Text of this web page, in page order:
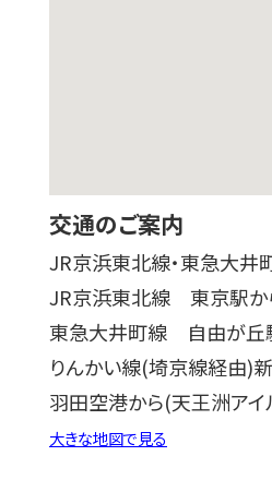
交通のご案内
JR京浜東北線・東急大井
JR京浜東北線 東京駅か
東急大井町線 自由が丘
りんかい線(埼京線経由)
羽田空港から(天王洲ア
大きな地図で見る